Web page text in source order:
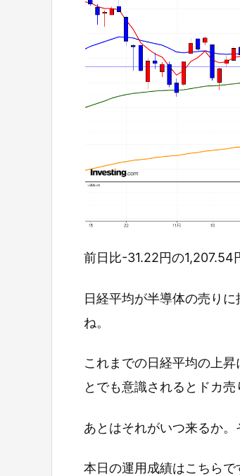
前日比-31.22円の1,207.54
日経平均が半導体の売り
ね。
これまでの日経平均の上
とでも意識されるとドカ売
あとはそれがいつ来るか。
本日の運用成績はこちらで